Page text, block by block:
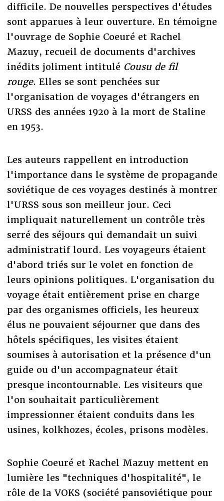
difficile. De nouvelles perspectives d'études
sont apparues à leur ouverture. En témoigne
l'ouvrage de Sophie Coeuré et Rachel
Mazuy, recueil de documents d'archives
inédits joliment intitulé Cousu de fil
rouge. Elles se sont penchées sur
l'organisation de voyages d'étrangers en
URSS des années 1920 à la mort de Staline
en 1953.
Les auteurs rappellent en introduction
l'importance dans le système de propagande
soviétique de ces voyages destinés à montrer
l'URSS sous son meilleur jour. Ceci
impliquait naturellement un contrôle très
serré des séjours qui demandait un suivi
administratif lourd. Les voyageurs étaient
d'abord triés sur le volet en fonction de
leurs opinions politiques. L'organisation du
voyage était entièrement prise en charge
par des organismes officiels, les heureux
élus ne pouvaient séjourner que dans des
hôtels spécifiques, les visites étaient
soumises à autorisation et la présence d'un
guide ou d'un accompagnateur était
presque incontournable. Les visiteurs que
l'on souhaitait particulièrement
impressionner étaient conduits dans les
usines, kolkhozes, écoles, prisons modèles.
Sophie Coeuré et Rachel Mazuy mettent en
lumière les "techniques d'hospitalité", le
rôle de la VOKS (société pansoviétique pour